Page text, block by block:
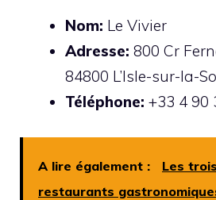
Nom: Le Vivier
Adresse: 800 Cr
84800 L’Isle-sur-la-
Téléphone: +33 4 90
A lire également :
Les
restaurants